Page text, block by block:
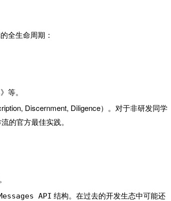
全生命周期：
等。
Discernment, Diligence）。对于非研发同学
的官方最佳实践。
API 结构。在过去的开发生态中可能还